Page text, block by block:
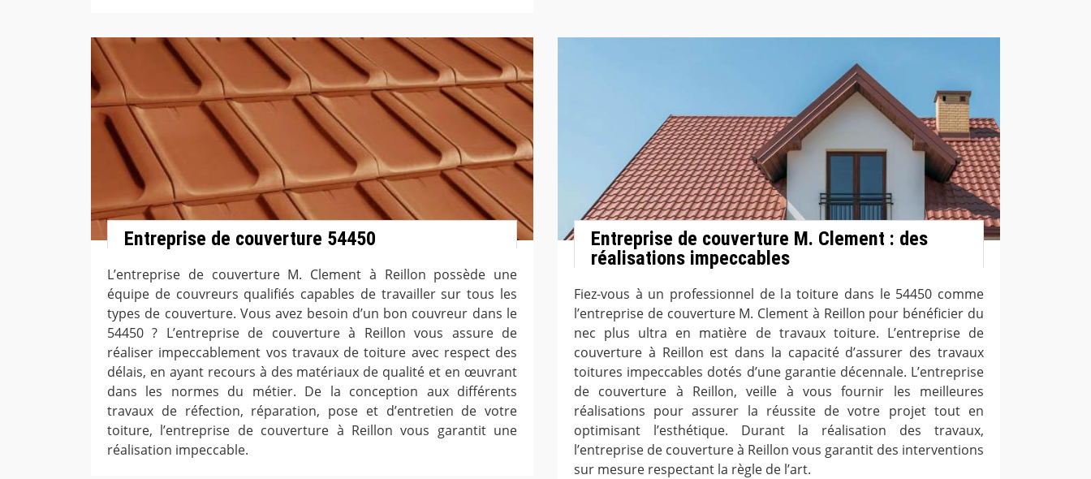
Entreprise de couverture 54450
L’entreprise de couverture M. Clement à Reillon possède une
équipe de couvreurs qualifiés capables de travailler sur tous les
types de couverture. Vous avez besoin d’un bon couvreur dans le
54450 ? L’entreprise de couverture à Reillon vous assure de
réaliser impeccablement vos travaux de toiture avec respect des
délais, en ayant recours à des matériaux de qualité et en œuvrant
dans les normes du métier. De la conception aux différents
travaux de réfection, réparation, pose et d’entretien de votre
toiture, l’entreprise de couverture à Reillon vous garantit une
réalisation impeccable.
Entreprise de couverture M. Clement : des
réalisations impeccables
Fiez-vous à un professionnel de la toiture dans le 54450 comme
l’entreprise de couverture M. Clement à Reillon pour bénéficier du
nec plus ultra en matière de travaux toiture. L’entreprise de
couverture à Reillon est dans la capacité d’assurer des travaux
toitures impeccables dotés d’une garantie décennale. L’entreprise
de couverture à Reillon, veille à vous fournir les meilleures
réalisations pour assurer la réussite de votre projet tout en
optimisant l’esthétique. Durant la réalisation des travaux,
l’entreprise de couverture à Reillon vous garantit des interventions
sur mesure respectant la règle de l’art.